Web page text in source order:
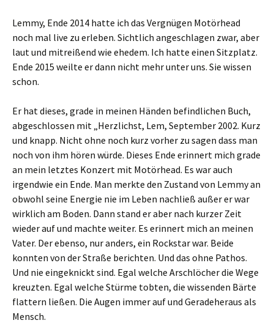
Lemmy, Ende 2014 hatte ich das Vergnügen Motörhead
noch mal live zu erleben. Sichtlich angeschlagen zwar, aber
laut und mitreißend wie ehedem. Ich hatte einen Sitzplatz.
Ende 2015 weilte er dann nicht mehr unter uns. Sie wissen
schon.
Er hat dieses, grade in meinen Händen befindlichen Buch,
abgeschlossen mit „Herzlichst, Lem, September 2002. Kurz
und knapp. Nicht ohne noch kurz vorher zu sagen dass man
noch von ihm hören würde. Dieses Ende erinnert mich grade
an mein letztes Konzert mit Motörhead. Es war auch
irgendwie ein Ende. Man merkte den Zustand von Lemmy an
obwohl seine Energie nie im Leben nachließ außer er war
wirklich am Boden. Dann stand er aber nach kurzer Zeit
wieder auf und machte weiter. Es erinnert mich an meinen
Vater. Der ebenso, nur anders, ein Rockstar war. Beide
konnten von der Straße berichten. Und das ohne Pathos.
Und nie eingeknickt sind. Egal welche Arschlöcher die Wege
kreuzten. Egal welche Stürme tobten, die wissenden Bärte
flattern ließen. Die Augen immer auf und Geradeheraus als
Mensch.